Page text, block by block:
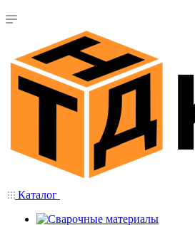
Каталог